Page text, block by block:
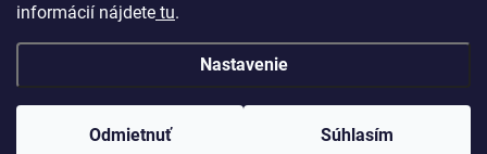
informácií nájdete tu.
Nastavenie
Odmietnuť Súhlasím
Kontakty
Copyright 2026Knifestore . Všetky práva vyhradené. Upraviť nastavenie